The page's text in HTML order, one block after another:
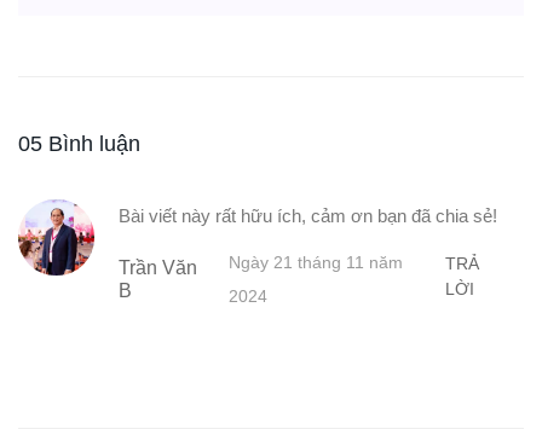
05 Bình luận
Bài viết này rất hữu ích, cảm ơn bạn đã chia sẻ!
Trần Văn
B
Ngày 21 tháng 11 năm
2024
TRẢ
LỜI